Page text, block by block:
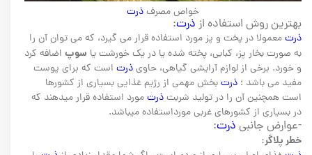
خواص مصرفذرت
بهترین روش استفاده از ذرت:
ذرتمعمولا در پخت و پز مورد استفاده قرار می گیرد، که می توان آن را
به صورت بخار پز، کبابی، پخته شده یا در یک خورشت یا سوپ اضافه کرد
و خورد. برخی از لوازم آرایشی گیاهی، حاویذرت است که برای پوست
مفید می باشد ؛ ذرتبخش مهمی از رژیم غذایی بسیاری از کشورها
است همچنین آن را در تولید شربتذرتمورد استفاده قرار میدهند که
در بسیاری از کشورهای غربی مورداستفاده میباشد.
-عوارض جانبی ذرت:
خطر پلاگر: